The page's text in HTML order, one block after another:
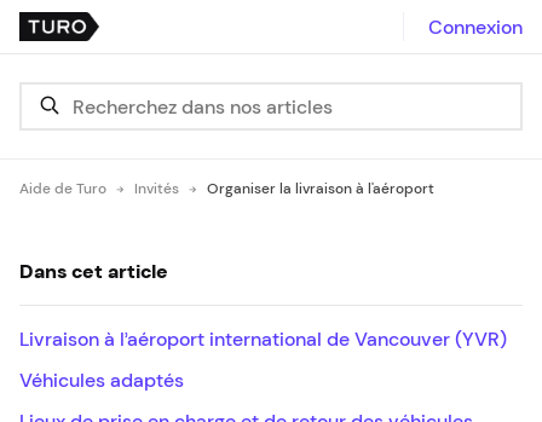
Connexion
Aide de Turo Invités Organiser la livraison à l'aéroport
Dans cet article
Livraison à l’aéroport international de Vancouver (YVR)
Véhicules adaptés